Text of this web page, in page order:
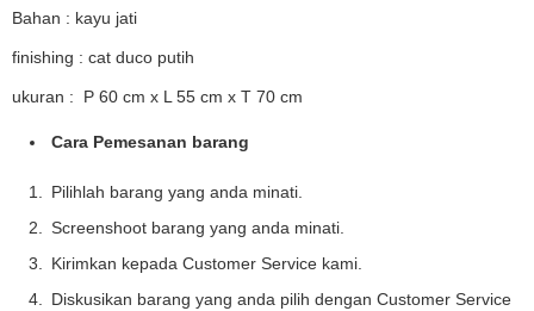
Bahan : kayu jati
finishing : cat duco putih
ukuran : P 60 cm x L 55 cm x T 70 cm
Cara Pemesanan barang
Pilihlah barang yang anda minati.
Screenshoot barang yang anda minati.
Kirimkan kepada Customer Service kami.
Diskusikan barang yang anda pilih dengan Customer Service